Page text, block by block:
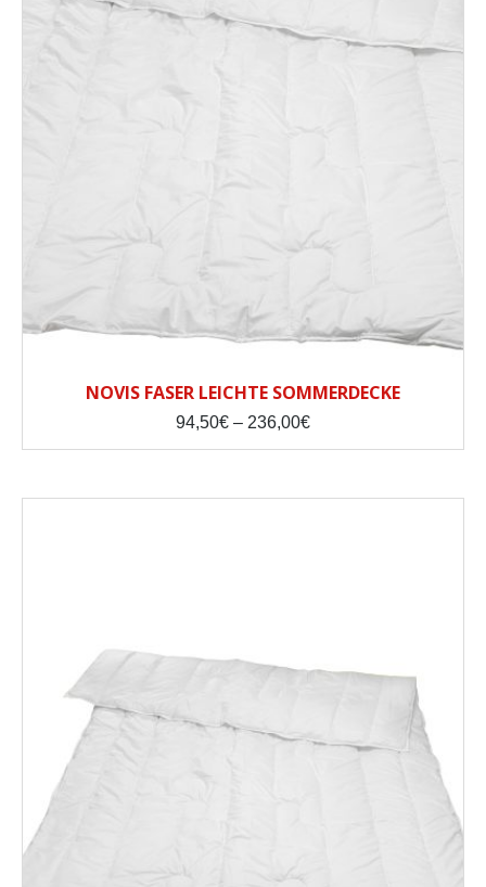
NOVIS FASER LEICHTE SOMMERDECKE
94,50€ – 236,00€Price
236,00€